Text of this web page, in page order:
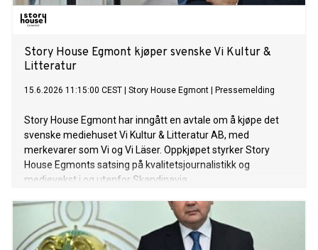
Story House Egmont kjøper svenske Vi Kultur &
Litteratur
15.6.2026 11:15:00 CEST Story House Egmont Pressemelding
Story House Egmont har inngått en avtale om å kjøpe det
svenske mediehuset Vi Kultur & Litteratur AB, med
merkevarer som Vi og Vi Läser. Oppkjøpet styrker Story
House Egmonts satsing på kvalitetsjournalistikk og
medievekst i og utenfor Skandinavia.